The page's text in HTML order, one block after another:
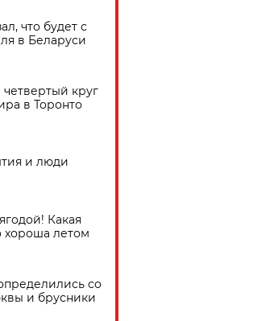
что будет с
в Беларуси
круг
в Торонто
и люди
Какая
хороша летом
со
и брусники